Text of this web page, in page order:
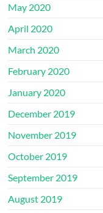
May 2020
April 2020
March 2020
February 2020
January 2020
December 2019
November 2019
October 2019
September 2019
August 2019